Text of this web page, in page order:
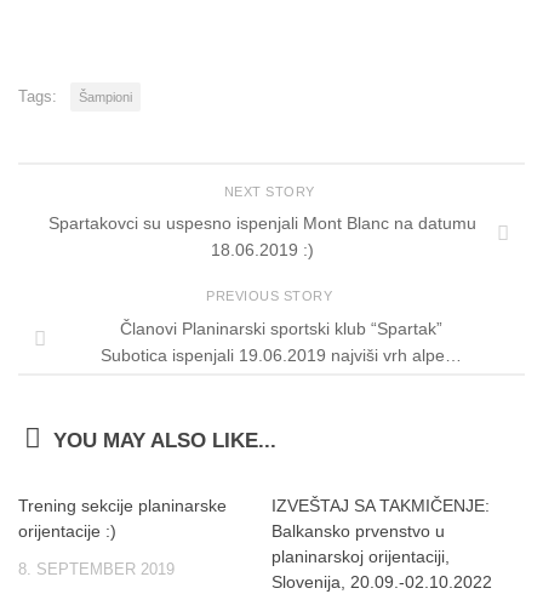
Tags: Šampioni
NEXT STORY
Spartakovci su uspesno ispenjali Mont Blanc na datumu
18.06.2019 :)
PREVIOUS STORY
Članovi Planinarski sportski klub “Spartak”
Subotica ispenjali 19.06.2019 najviši vrh alpe…
YOU MAY ALSO LIKE...
Trening sekcije planinarske
orijentacije :)
8. SEPTEMBER 2019
IZVEŠTAJ SA TAKMIČENJE:
Balkansko prvenstvo u
planinarskoj orijentaciji,
Slovenija, 20.09.-02.10.2022